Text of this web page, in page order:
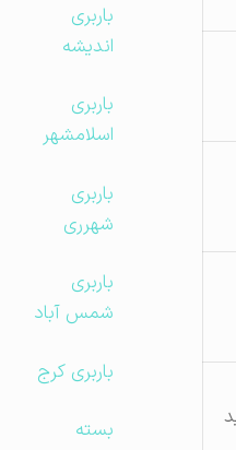
باربری
اندیشه
باربری
اسلامشهر
باربری
شهرری
باربری
شمس آباد
باربری کرج
بسته